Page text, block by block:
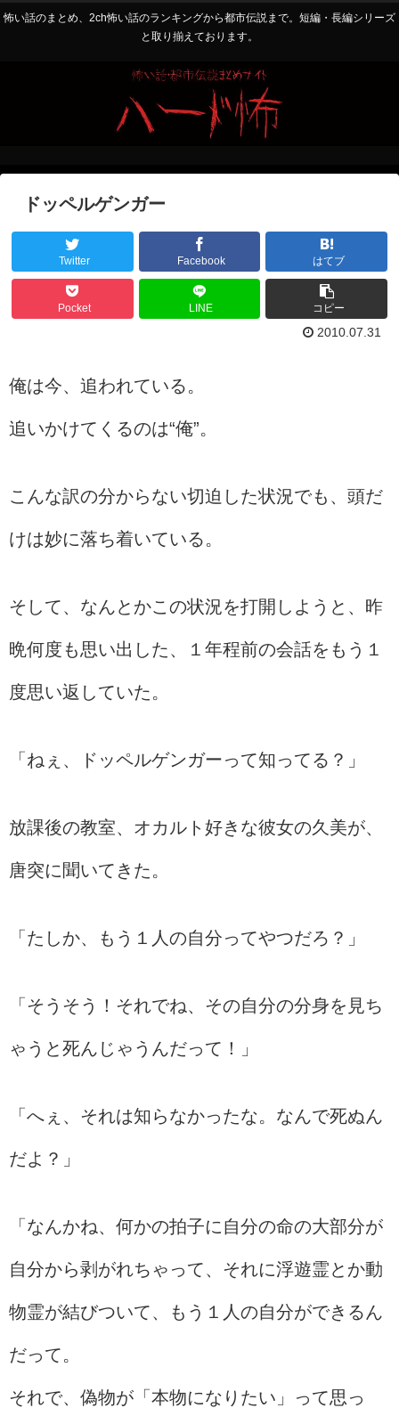
怖い話のまとめ、2ch怖い話のランキングから都市伝説まで。短編・長編シリーズ
と取り揃えております。
ドッペルゲンガー
Twitter Facebook はてブ
Pocket LINE コピー
2010.07.31
俺は今、追われている。
追いかけてくるのは“俺”。
こんな訳の分からない切迫した状況でも、頭だ
けは妙に落ち着いている。
そして、なんとかこの状況を打開しようと、昨
晩何度も思い出した、１年程前の会話をもう１
度思い返していた。
「ねぇ、ドッペルゲンガーって知ってる？」
放課後の教室、オカルト好きな彼女の久美が、
唐突に聞いてきた。
「たしか、もう１人の自分ってやつだろ？」
「そうそう！それでね、その自分の分身を見ち
ゃうと死んじゃうんだって！」
「へぇ、それは知らなかったな。なんで死ぬん
だよ？」
「なんかね、何かの拍子に自分の命の大部分が
自分から剥がれちゃって、それに浮遊霊とか動
物霊が結びついて、もう１人の自分ができるん
だって。
それで、偽物が「本物になりたい」って思っ